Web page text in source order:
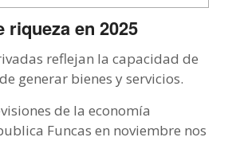
riqueza en 2025
reflejan la capacidad de
generar bienes y servicios.
de la economía
Funcas en noviembre nos